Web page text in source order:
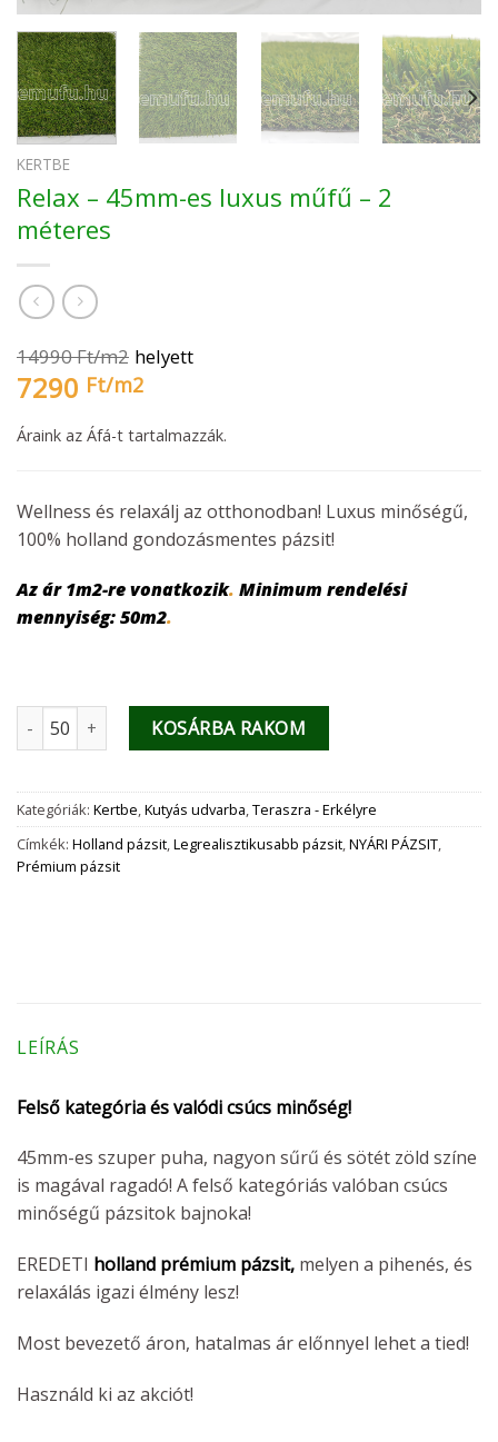
KERTBE
Relax – 45mm-es luxus műfű – 2
méteres
14990Ft/m2 helyett
7290 Ft/m2
Áraink az Áfá-t tartalmazzák.
Wellness és relaxálj az otthonodban! Luxus minőségű,
100% holland gondozásmentes pázsit!
Az ár 1m2-re vonatkozik. Minimum rendelési
mennyiség:50m2.
Relax - 45mm-es luxus műfű - 2 méteres mennyiség
KOSÁRBA RAKOM
Kategóriák: Kertbe,Kutyás udvarba,Teraszra - Erkélyre
Címkék: Holland pázsit,Legrealisztikusabb pázsit,NYÁRI PÁZSIT,
Prémium pázsit
LEÍRÁS
Felső kategória és valódi csúcs minőség!
45mm-es szuper puha, nagyon sűrű és sötét zöld színe
is magával ragadó! A felső kategóriás valóban csúcs
minőségű pázsitok bajnoka!
EREDETI holland prémium pázsit, melyen a pihenés, és
relaxálás igazi élmény lesz!
Most bevezető áron, hatalmas ár előnnyel lehet a tied!
Használd ki az akciót!